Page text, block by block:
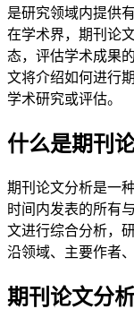
是研究领域内提供
在学术界，期刊论
态，评估学术成果
文将介绍如何进行
学术研究或评估。
什么是期刊
期刊论文分析是一
时间内发表的所有
文进行综合分析，
沿领域、主要作者
期刊论文分